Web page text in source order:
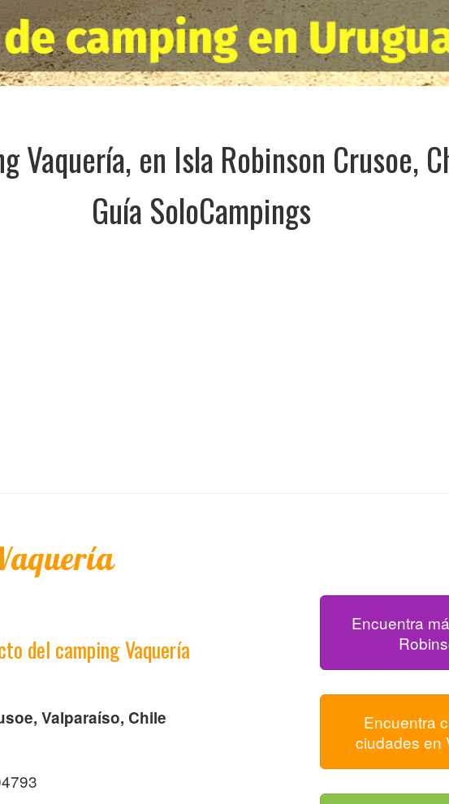
Vaquería, en Isla Robinson Crusoe,
Guía SoloCampings
del camping Vaquería
Valparaíso, Chile
Encuentra
Encuentra
ciudades en